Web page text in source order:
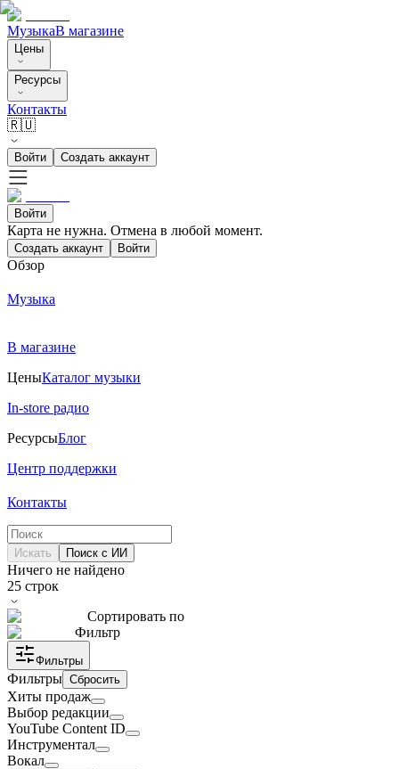
МузыкаВ магазине
Цены
Ресурсы
Контакты
🇷🇺
Войти Создать аккаунт
Войти
Карта не нужна. Отмена в любой момент.
Создать аккаунт Войти
Обзор
Музыка
В магазине
ЦеныКаталог музыки
In-store радио
РесурсыБлог
Центр поддержки
Контакты
Искать Поиск с ИИ
Ничего не найдено
25 строк
Сортировать по
Фильтр
Фильтры
Фильтры Сбросить
Хиты продаж
Выбор редакции
YouTube Content ID
Инструментал
Вокал